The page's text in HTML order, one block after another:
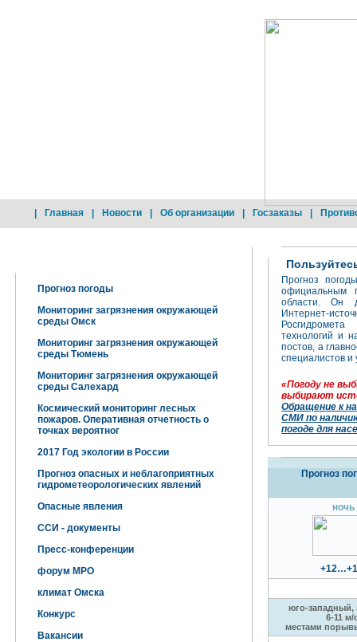
Главная Новости Об организации Госзаказы
Прогноз погоды
Мониторинг загрязнения окружающей
среды Омск
Мониторинг загрязнения окружающей
среды Тюмень
Мониторинг загрязнения окружающей
среды Салехард
Космический мониторинг лесных
пожаров. Оперативная отчетность о
точках вероятног
2017 Год экологии в России
Прогноз опасных и неблагоприятных
гидрометеорологических явлений
Опасные явления
ССИ - документы
Пресс-конференции
форум МРО
климат Омска
Конкурс
Вакансии
Прогноз
официальным
области. Он
Интернет-
технологий и
постов, а
специалистов и
«Погоду не
выбирают
Обращение к
СМИ по
погоде для
Прогноз
ночь
юго-западный,
6-11 м/
местами